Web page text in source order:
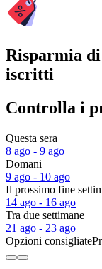
Risparmia
iscritti
Controlla i
Questa sera
8 ago - 9 ago
Domani
9 ago - 10 ago
Il prossimo fine
14 ago - 16 ago
Tra due settimane
21 ago - 23 ago
Opzioni consigliate